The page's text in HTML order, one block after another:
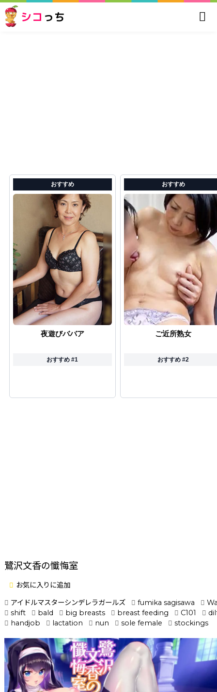
シコ っち
おすすめ
夜遊びババア
おすすめ #1
おすすめ
ご近所熟女
おすすめ #2
鷺沢文香の懺悔室
お気に入りに追加
アイドルマスターシンデレラガールズ
fumika sagisawa
shift
bald big breasts breast feeding C101
handjob
lactation nun sole female stockings